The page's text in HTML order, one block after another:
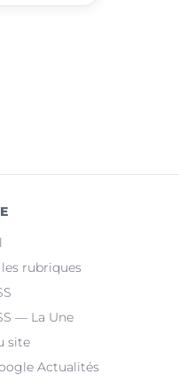
rubriques
— La Une
site
Actualités